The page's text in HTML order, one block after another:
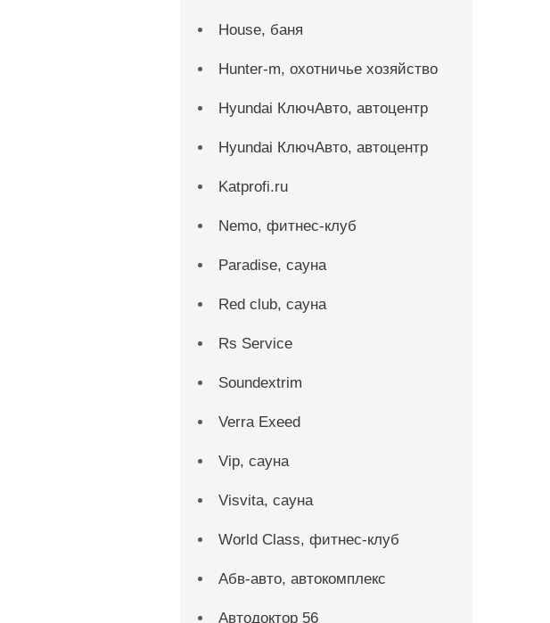
House, баня
Hunter-m, охотничье хозяйство
Hyundai КлючАвто, автоцентр
Hyundai КлючАвто, автоцентр
Katprofi.ru
Nemo, фитнес-клуб
Paradise, сауна
Red сlub, сауна
Rs Service
Soundextrim
Verra Exeed
Vip, сауна
Visvita, сауна
World Class, фитнес-клуб
Абв-авто, автокомплекс
Автодоктор 56